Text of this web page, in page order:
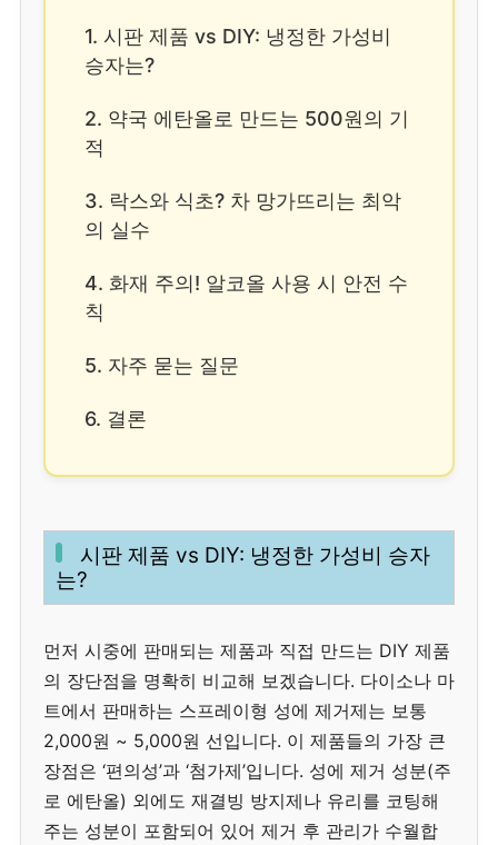
1. 시판 제품 vs DIY: 냉정한 가성비
승자는?
2. 약국 에탄올로 만드는 500원의 기
적
3. 락스와 식초? 차 망가뜨리는 최악
의 실수
4. 화재 주의! 알코올 사용 시 안전 수
칙
5. 자주 묻는 질문
6. 결론
시판 제품 vs DIY: 냉정한 가성비 승자
는?
먼저 시중에 판매되는 제품과 직접 만드는 DIY 제품
의 장단점을 명확히 비교해 보겠습니다. 다이소나 마
트에서 판매하는 스프레이형 성에 제거제는 보통
2,000원 ~ 5,000원 선입니다. 이 제품들의 가장 큰
장점은 ‘편의성’과 ‘첨가제’입니다. 성에 제거 성분(주
로 에탄올) 외에도 재결빙 방지제나 유리를 코팅해
주는 성분이 포함되어 있어 제거 후 관리가 수월합